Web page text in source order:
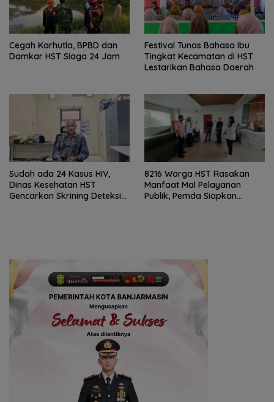
Cegah Karhutla, BPBD dan
Damkar HST Siaga 24 Jam
Festival Tunas Bahasa Ibu
Tingkat Kecamatan di HST
Lestarikan Bahasa Daerah
Sudah ada 24 Kasus HIV,
Dinas Kesehatan HST
Gencarkan Skrining Deteksi
8216 Warga HST Rasakan
Manfaat Mal Pelayanan
Publik, Pemda Siapkan